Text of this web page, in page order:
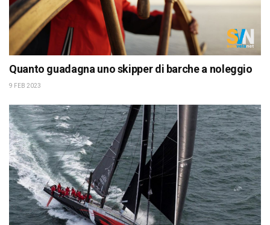
Quanto guadagna uno skipper di barche a noleggio
9 FEB 2023